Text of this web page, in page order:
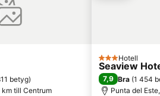
betyg)
km till Centrum
3 Stjärnor
Hotell
Seaview
7,9 Bra (1 454
Punta del